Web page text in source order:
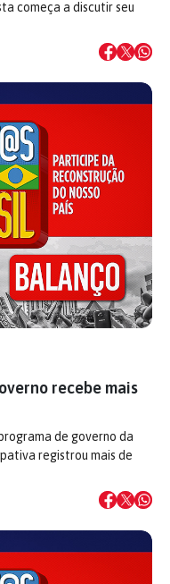
começa a discutir seu
recebe mais
de governo da
registrou mais de